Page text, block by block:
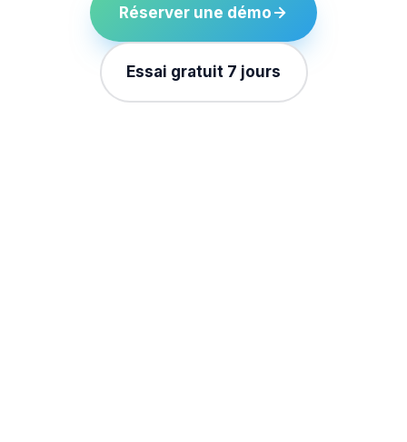
Réserver une démo
Essai gratuit 7 jours